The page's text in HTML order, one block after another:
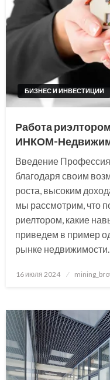
БИЗНЕС И ИНВЕСТИЦИИ
Работа
ИНКОМ-
Введение Профессия
благодаря своим
роста, высоким
мы рассмотрим, что
риелтором, какие
приведем в пример
рынке недвижимости…
Posted
16 июля 2024